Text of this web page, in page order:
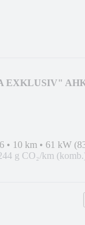
EXKLUSIV"
• 10 km • 61 kW
g CO₂/km